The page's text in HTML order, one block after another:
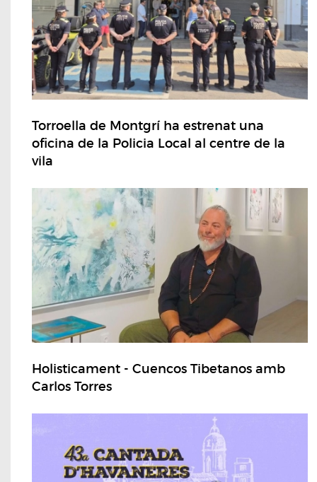
Torroella de Montgrí ha estrenat una
oficina de la Policia Local al centre de la
vila
Holisticament - Cuencos Tibetanos amb
Carlos Torres